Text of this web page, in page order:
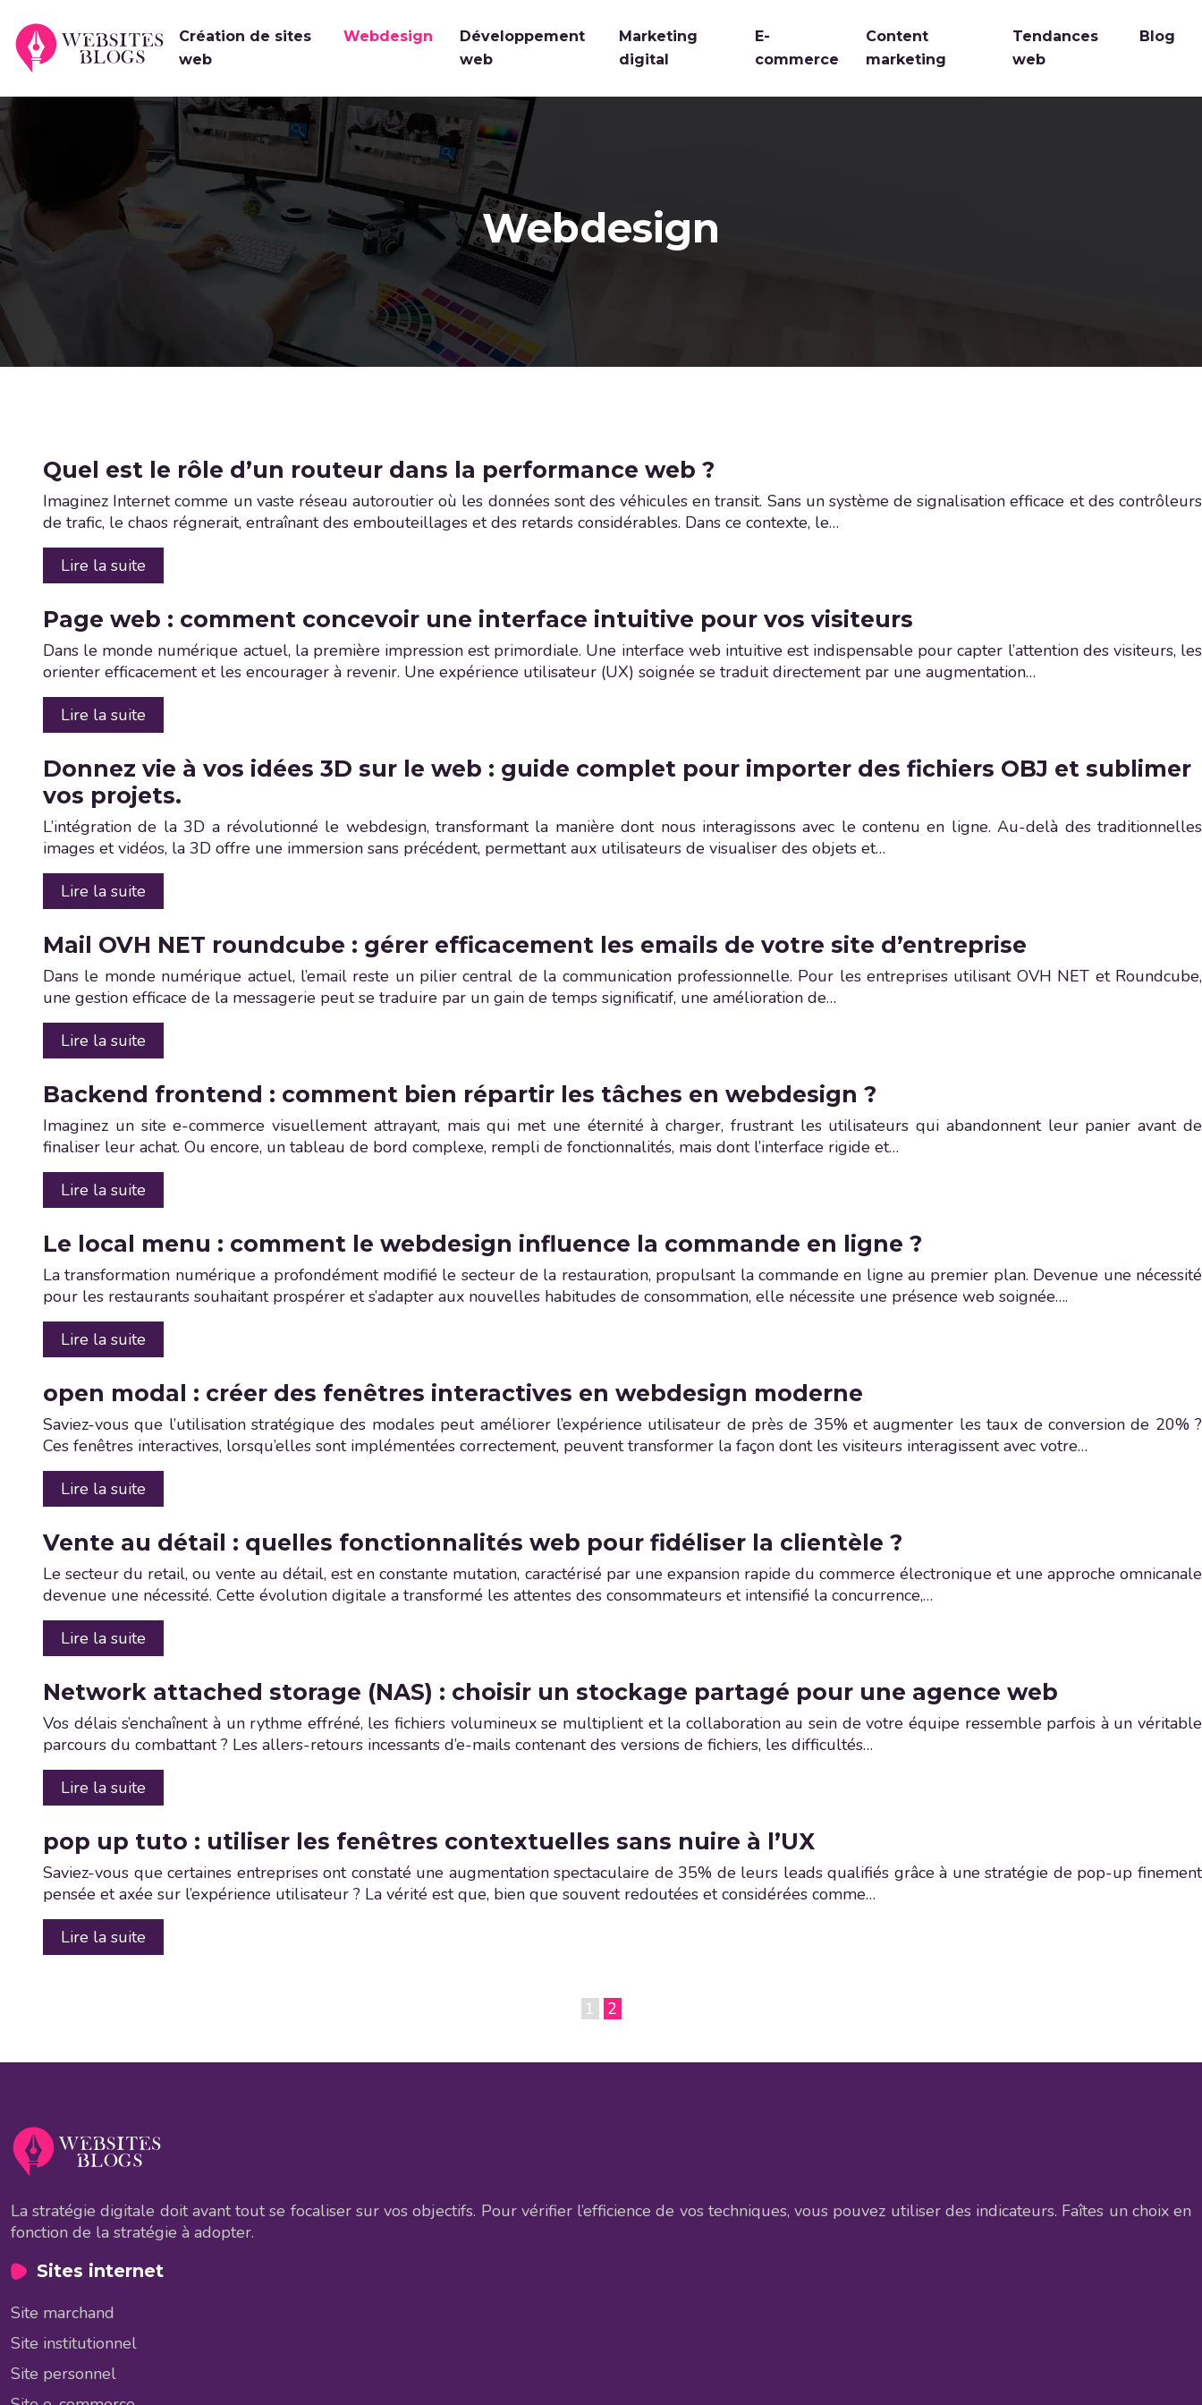
Création de sites
web
Webdesign
Développement
web
Marketing
digital
E-
commerce
Content
marketing
Tendances
web
Blog
Webdesign
Quel est le rôle d’un routeur dans la performance web ?
Imaginez Internet comme un vaste réseau autoroutier où les données sont des véhicules en transit. Sans un système de signalisation efficace et des contrôleurs
de trafic, le chaos régnerait, entraînant des embouteillages et des retards considérables. Dans ce contexte, le…
Lire la suite
Page web : comment concevoir une interface intuitive pour vos visiteurs
Dans le monde numérique actuel, la première impression est primordiale. Une interface web intuitive est indispensable pour capter l’attention des visiteurs, les
orienter efficacement et les encourager à revenir. Une expérience utilisateur (UX) soignée se traduit directement par une augmentation…
Lire la suite
Donnez vie à vos idées 3D sur le web : guide complet pour importer des fichiers OBJ et sublimer
vos projets.
L’intégration de la 3D a révolutionné le webdesign, transformant la manière dont nous interagissons avec le contenu en ligne. Au-delà des traditionnelles
images et vidéos, la 3D offre une immersion sans précédent, permettant aux utilisateurs de visualiser des objets et…
Lire la suite
Mail OVH NET roundcube : gérer efficacement les emails de votre site d’entreprise
Dans le monde numérique actuel, l’email reste un pilier central de la communication professionnelle. Pour les entreprises utilisant OVH NET et Roundcube,
une gestion efficace de la messagerie peut se traduire par un gain de temps significatif, une amélioration de…
Lire la suite
Backend frontend : comment bien répartir les tâches en webdesign ?
Imaginez un site e-commerce visuellement attrayant, mais qui met une éternité à charger, frustrant les utilisateurs qui abandonnent leur panier avant de
finaliser leur achat. Ou encore, un tableau de bord complexe, rempli de fonctionnalités, mais dont l’interface rigide et…
Lire la suite
Le local menu : comment le webdesign influence la commande en ligne ?
La transformation numérique a profondément modifié le secteur de la restauration, propulsant la commande en ligne au premier plan. Devenue une nécessité
pour les restaurants souhaitant prospérer et s’adapter aux nouvelles habitudes de consommation, elle nécessite une présence web soignée….
Lire la suite
open modal : créer des fenêtres interactives en webdesign moderne
Saviez-vous que l’utilisation stratégique des modales peut améliorer l’expérience utilisateur de près de 35% et augmenter les taux de conversion de 20% ?
Ces fenêtres interactives, lorsqu’elles sont implémentées correctement, peuvent transformer la façon dont les visiteurs interagissent avec votre…
Lire la suite
Vente au détail : quelles fonctionnalités web pour fidéliser la clientèle ?
Le secteur du retail, ou vente au détail, est en constante mutation, caractérisé par une expansion rapide du commerce électronique et une approche omnicanale
devenue une nécessité. Cette évolution digitale a transformé les attentes des consommateurs et intensifié la concurrence,…
Lire la suite
Network attached storage (NAS) : choisir un stockage partagé pour une agence web
Vos délais s’enchaînent à un rythme effréné, les fichiers volumineux se multiplient et la collaboration au sein de votre équipe ressemble parfois à un véritable
parcours du combattant ? Les allers-retours incessants d’e-mails contenant des versions de fichiers, les difficultés…
Lire la suite
pop up tuto : utiliser les fenêtres contextuelles sans nuire à l’UX
Saviez-vous que certaines entreprises ont constaté une augmentation spectaculaire de 35% de leurs leads qualifiés grâce à une stratégie de pop-up finement
pensée et axée sur l’expérience utilisateur ? La vérité est que, bien que souvent redoutées et considérées comme…
Lire la suite
1 2
La stratégie digitale doit avant tout se focaliser sur vos objectifs. Pour vérifier l’efficience de vos techniques, vous pouvez utiliser des indicateurs. Faîtes un choix en
fonction de la stratégie à adopter.
Sites internet
Site marchand
Site institutionnel
Site personnel